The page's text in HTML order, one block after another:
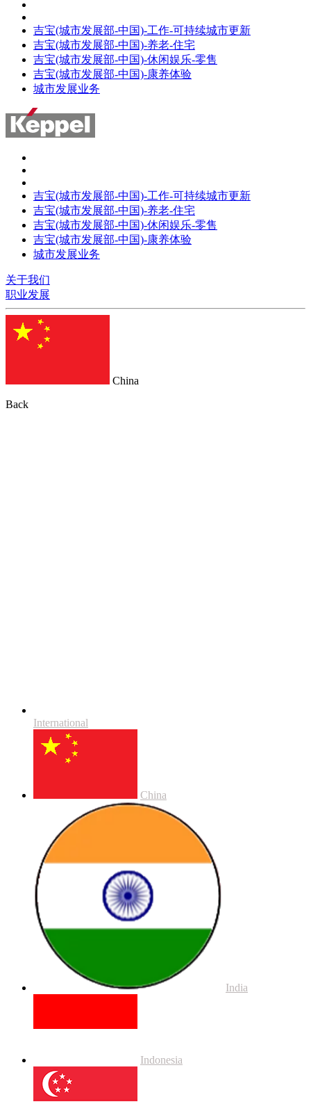
吉宝(城市发展部-中国)-工作-可持续城市更新
吉宝(城市发展部-中国)-养老-住宅
吉宝(城市发展部-中国)-休闲娱乐-零售
吉宝(城市发展部-中国)-康养体验
城市发展业务
吉宝(城市发展部-中国)-工作-可持续城市更新
吉宝(城市发展部-中国)-养老-住宅
吉宝(城市发展部-中国)-休闲娱乐-零售
吉宝(城市发展部-中国)-康养体验
城市发展业务
关于我们
职业发展
China
Back
International
China
India
Indonesia